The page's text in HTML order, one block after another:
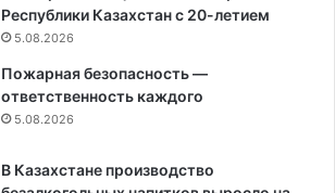
Республики Казахстан с 20-летием
5.08.2026
Пожарная безопасность —
ответственность каждого
5.08.2026
В Казахстане производство